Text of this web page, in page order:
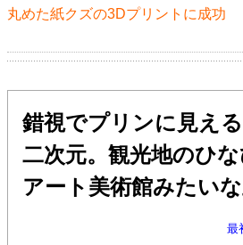
丸めた紙クズの3Dプリントに成功
錯視でプリンに見え
二次元。観光地のひ
アート美術館みたいな
最